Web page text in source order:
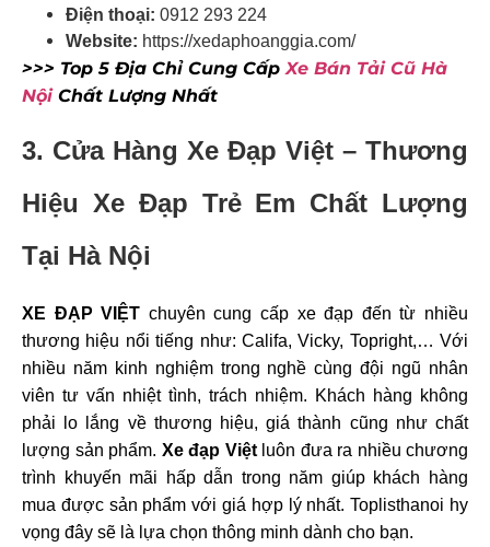
Điện thoại: 0912 293 224
Website: https://xedaphoanggia.com/
>>> Top 5 Địa Chỉ Cung CấpXe Bán Tải Cũ Hà
NộiChất Lượng Nhất
3. Cửa Hàng Xe Đạp Việt – Thương
Hiệu Xe Đạp Trẻ Em Chất Lượng
Tại Hà Nội
XE ĐẠP VIỆT chuyên cung cấp xe đạp đến từ nhiều
thương hiệu nổi tiếng như: Califa, Vicky, Topright,… Với
nhiều năm kinh nghiệm trong nghề cùng đội ngũ nhân
viên tư vấn nhiệt tình, trách nhiệm. Khách hàng không
phải lo lắng về thương hiệu, giá thành cũng như chất
lượng sản phẩm. Xe đạp Việtluôn đưa ra nhiều chương
trình khuyến mãi hấp dẫn trong năm giúp khách hàng
mua được sản phẩm với giá hợp lý nhất. Toplisthanoi hy
vọng đây sẽ là lựa chọn thông minh dành cho bạn.